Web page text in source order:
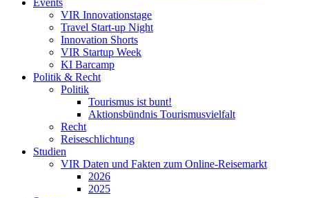
Events
VIR Innovationstage
Travel Start-up Night
Innovation Shorts
VIR Startup Week
KI Barcamp
Politik & Recht
Politik
Tourismus ist bunt!
Aktionsbündnis Tourismusvielfalt
Recht
Reiseschlichtung
Studien
VIR Daten und Fakten zum Online-Reisemarkt
2026
2025